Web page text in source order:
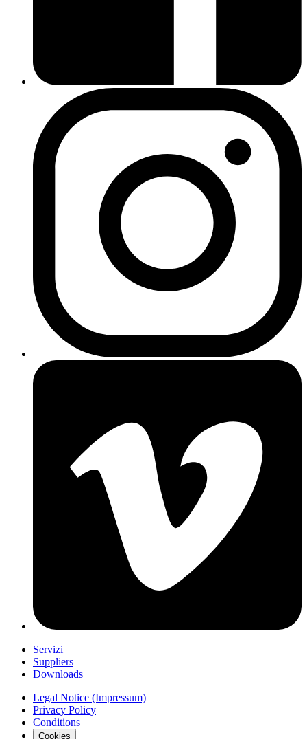
Servizi
Suppliers
Downloads
Legal Notice (Impressum)
Privacy Policy
Conditions
Cookies